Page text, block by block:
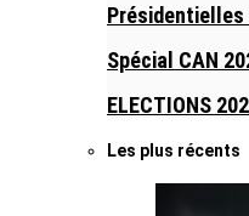
Présidentielles
Spécial CAN
ELECTIONS
Les plus récents